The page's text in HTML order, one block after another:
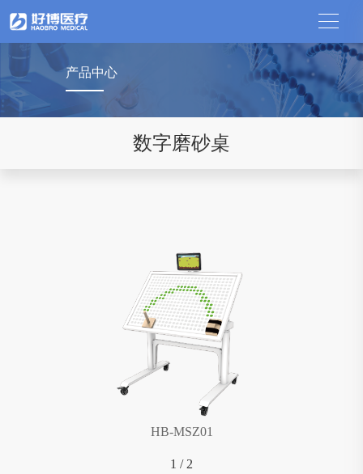
产品中心
数字磨砂桌
HB-MSZ01
1 / 2